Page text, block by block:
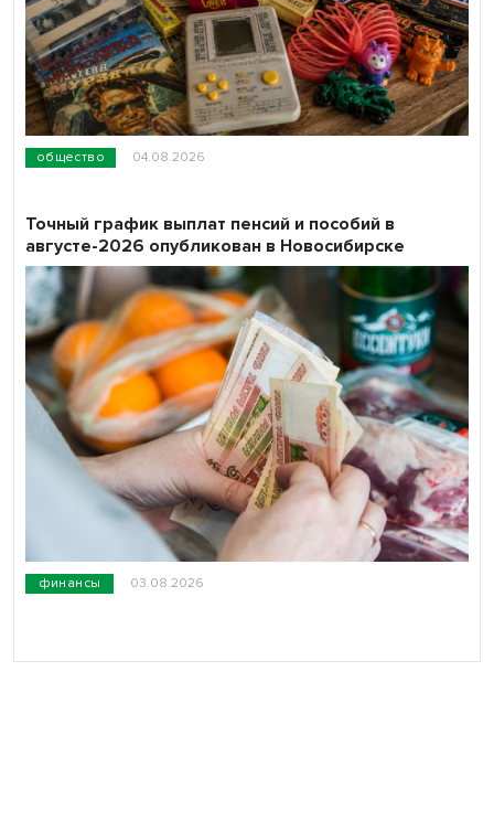
общество 04.08.2026
финансы 03.08.2026
Точный график выплат пенсий и пособий в
августе-2026 опубликован в Новосибирске